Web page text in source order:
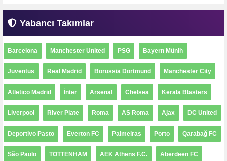
Yabancı Takımlar
Barcelona Manchester United PSG Bayern Münih
Juventus Real Madrid Borussia Dortmund Manchester City
Atletico Madrid İnter Arsenal Chelsea Kerala Blasters
Liverpool River Plate Roma AS Roma Ajax DC United
Deportivo Pasto Everton FC Palmeiras Porto Qarabağ FC
São Paulo TOTTENHAM AEK Athens F.C. Aberdeen FC